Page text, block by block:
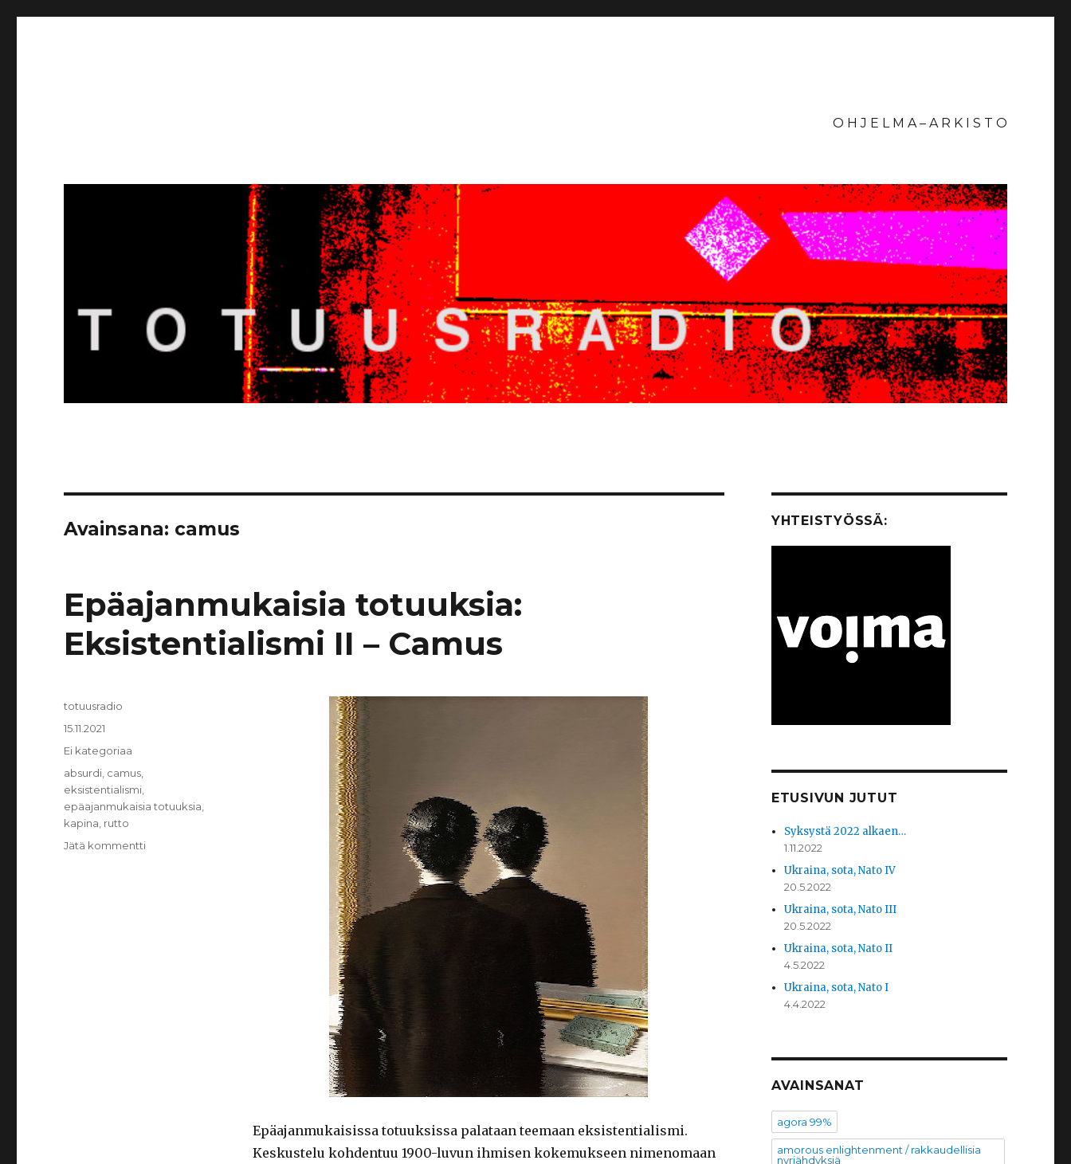
O H J E L M A – A R K I S T O
Avainsana: camus
Epäajanmukaisia totuuksia:
Eksistentialismi II – Camus
Epäajanmukaisissa totuuksissa palataan teemaan eksistentialismi.
Keskustelu kohdentuu 1900-luvun ihmisen kokemukseen nimenomaan
Kirjoittaja
totuusradio
Julkaistu
15.11.2021
Kategoriat
Ei kategoriaa
Avainsanat
absurdi camus
eksistentialismi
epäajanmukaisia totuuksia
kapina rutto
Jätä kommentti
YHTEISTYÖSSÄ:
ETUSIVUN JUTUT
Syksystä 2022 alkaen…
1.11.2022
Ukraina, sota, Nato IV
20.5.2022
Ukraina, sota, Nato III
20.5.2022
Ukraina, sota, Nato II
4.5.2022
Ukraina, sota, Nato I
4.4.2022
AVAINSANAT
agora 99%
amorous enlightenment / rakkaudellisia
nyrjähdyksiä